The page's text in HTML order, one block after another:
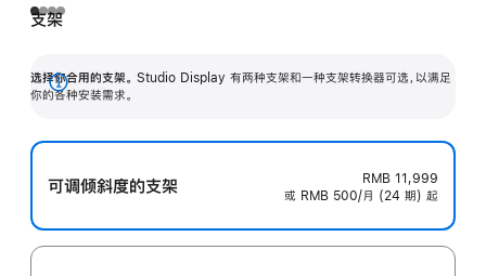
支架
选择你合用的支架。 Studio Display 有两种支架和一种支架转换器可选，以满足
你的各种安装需求。
展
可调倾斜度的支架
RMB 11,999
或 RMB 500/月 (24 期) 起